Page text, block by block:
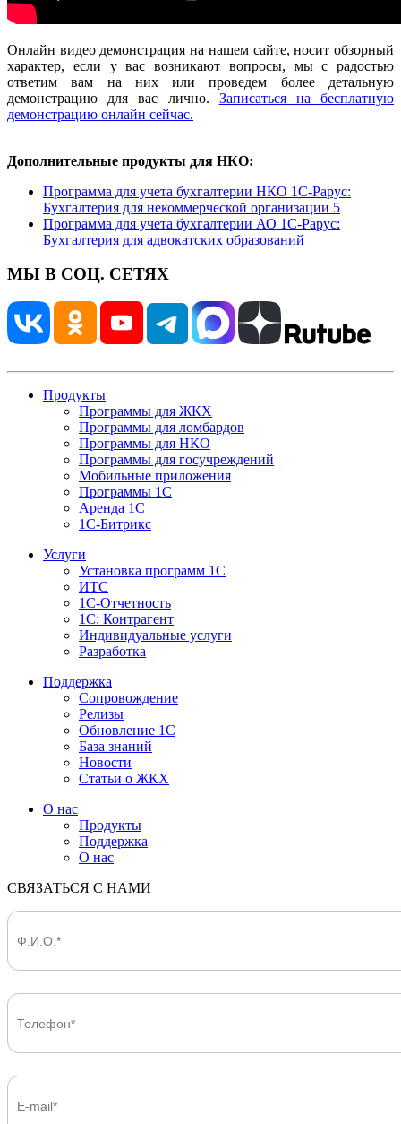
Онлайн видео демонстрация на нашем сайте, носит обзорный
характер, если у вас возникают вопросы, мы с радостью
ответим вам на них или проведем более детальную
демонстрацию для вас лично. Записаться на бесплатную
демонстрацию онлайн сейчас.
Дополнительные продукты для НКО:
Программа для учета бухгалтерии НКО 1С-Рарус:
Бухгалтерия для некоммерческой организации 5
Программа для учета бухгалтерии АО 1С-Рарус:
Бухгалтерия для адвокатских образований
МЫ В СОЦ. СЕТЯХ
Продукты
Программы для ЖКХ
Программы для ломбардов
Программы для НКО
Программы для госучреждений
Мобильные приложения
Программы 1С
Аренда 1С
1С-Битрикс
Услуги
Установка программ 1С
ИТС
1С-Отчетность
1С: Контрагент
Индивидуальные услуги
Разработка
Поддержка
Сопровождение
Релизы
Обновление 1С
База знаний
Новости
Статьи о ЖКХ
О нас
Продукты
Поддержка
О нас
СВЯЗАТЬСЯ С НАМИ